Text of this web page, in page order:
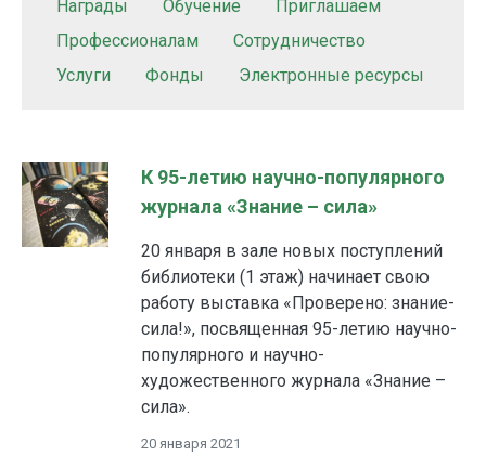
Награды
Обучение
Приглашаем
Профессионалам
Сотрудничество
Услуги
Фонды Электронные ресурсы
К 95-летию научно-популярного
журнала «Знание – сила»
20 января в зале новых поступлений
библиотеки (1 этаж) начинает свою
работу выставка «Проверено: знание-
сила!», посвященная 95-летию научно-
популярного и научно-
художественного журнала «Знание –
сила».
20 января 2021